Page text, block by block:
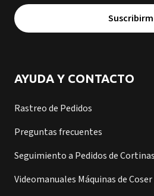
AYUDA Y CONTACTO
Rastreo de Pedidos
Preguntas frecuentes
Seguimiento a Pedidos de Cortinas
Videomanuales Máquinas de